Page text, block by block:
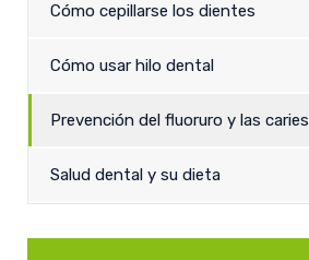
Cómo cepillarse los dientes
Cómo usar hilo dental
Prevención del fluoruro y las caries
Salud dental y su dieta